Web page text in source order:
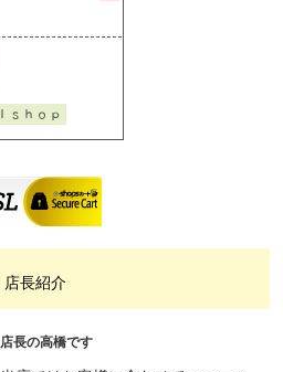
店長紹介
店長の高橋です